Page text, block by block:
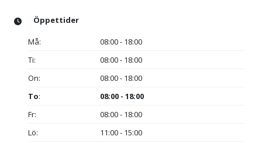
Öppettider
Må:
08:00 - 18:00
Ti:
08:00 - 18:00
On:
08:00 - 18:00
To:
08:00 - 18:00
Fr:
08:00 - 18:00
Lö:
11:00 - 15:00